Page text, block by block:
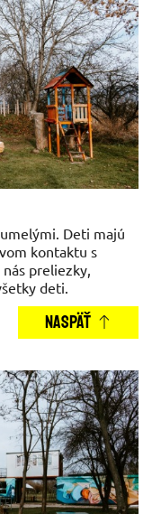
Deti majú
kontaktu s
preliezky,
deti.
NASPÄŤ